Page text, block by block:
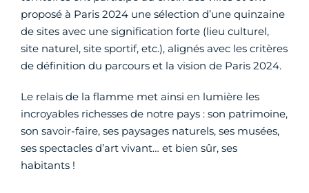
proposé à Paris 2024 une sélection d’une quinzaine
de sites avec une signification forte (lieu culturel,
site naturel, site sportif, etc.), alignés avec les critères
de définition du parcours et la vision de Paris 2024.
Le relais de la flamme met ainsi en lumière les
incroyables richesses de notre pays : son patrimoine,
son savoir-faire, ses paysages naturels, ses musées,
ses spectacles d’art vivant… et bien sûr, ses
habitants !